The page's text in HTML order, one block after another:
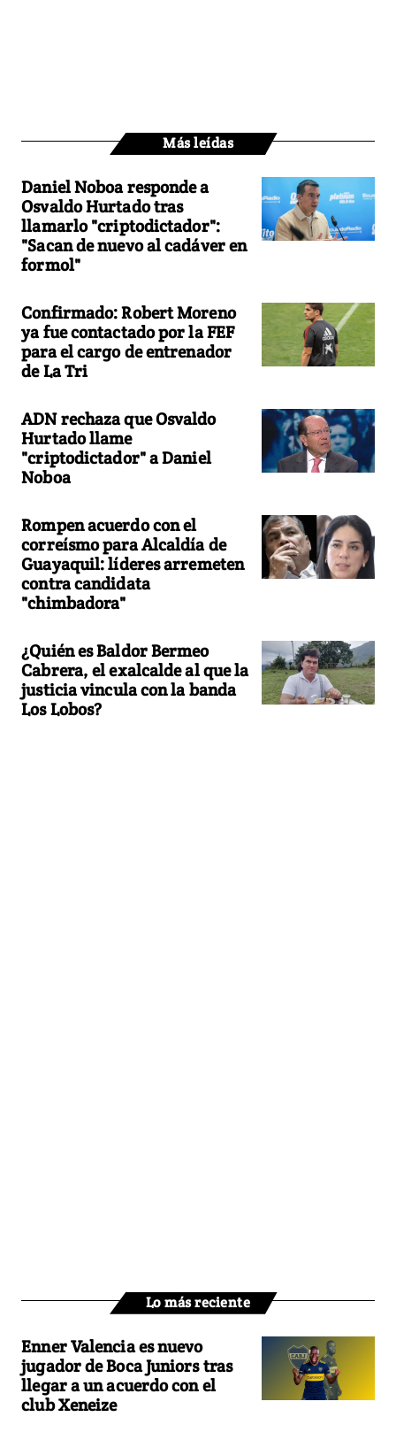
Más leídas
Daniel Noboa responde a
Osvaldo Hurtado tras
llamarlo "criptodictador":
"Sacan de nuevo al cadáver en
formol"
Confirmado: Robert Moreno
ya fue contactado por la FEF
para el cargo de entrenador
de La Tri
ADN rechaza que Osvaldo
Hurtado llame
"criptodictador" a Daniel
Noboa
Rompen acuerdo con el
correísmo para Alcaldía de
Guayaquil: líderes arremeten
contra candidata
"chimbadora"
¿Quién es Baldor Bermeo
Cabrera, el exalcalde al que la
justicia vincula con la banda
Los Lobos?
Lo más reciente
Enner Valencia es nuevo
jugador de Boca Juniors tras
llegar a un acuerdo con el
club Xeneize